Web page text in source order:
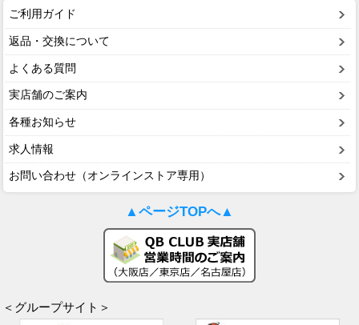
ご利用ガイド
返品・交換について
よくある質問
実店舗のご案内
各種お知らせ
求人情報
お問い合わせ（オンラインストア専用）
▲ページTOPへ▲
＜グループサイト＞